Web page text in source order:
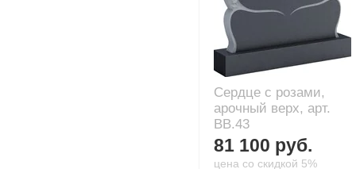
Сердце с розами,
арочный верх, арт.
BB.43
81 100 руб.
цена со скидкой 5%